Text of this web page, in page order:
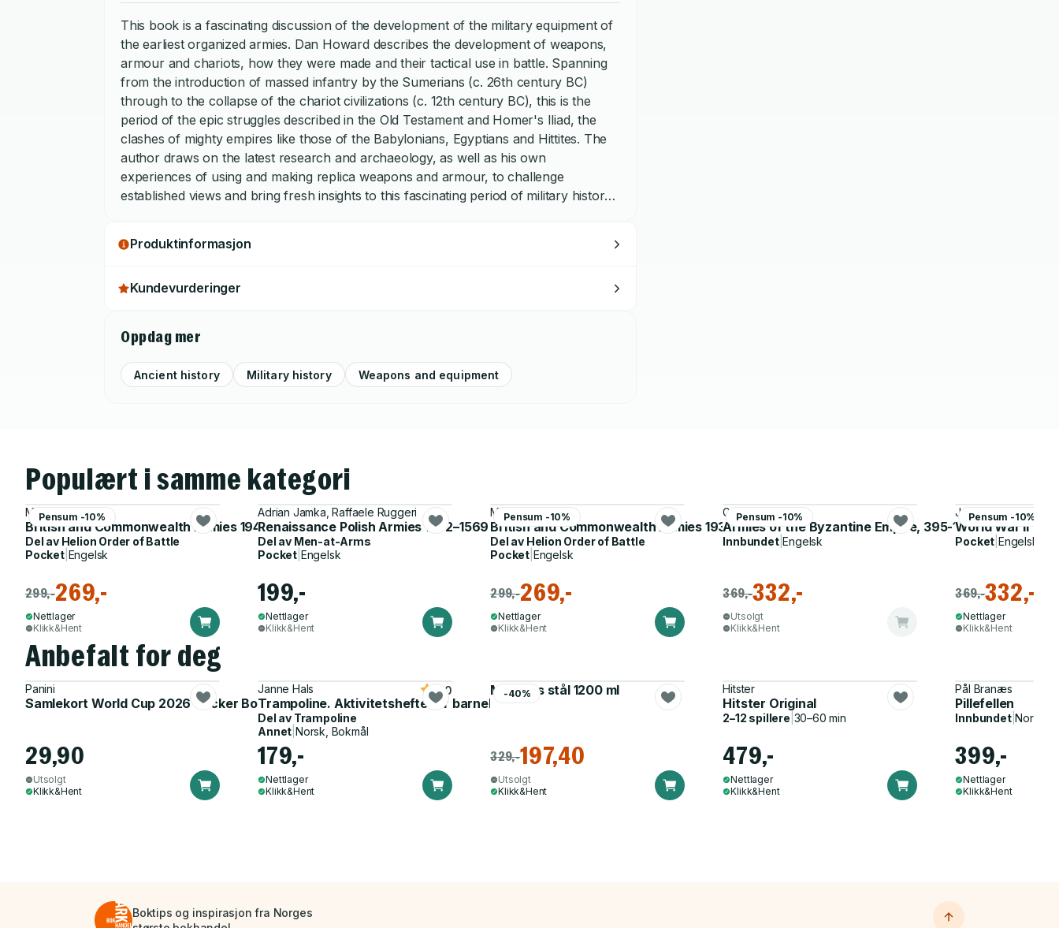
This book is a fascinating discussion of the development of the military equipment of
the earliest organized armies. Dan Howard describes the development of weapons,
armour and chariots, how they were made and their tactical use in battle. Spanning
from the introduction of massed infantry by the Sumerians (c. 26th century BC)
through to the collapse of the chariot civilizations (c. 12th century BC), this is the
period of the epic struggles described in the Old Testament and Homer's Iliad, the
clashes of mighty empires like those of the Babylonians, Egyptians and Hittites. The
author draws on the latest research and archaeology, as well as his own
experiences of using and making replica weapons and armour, to challenge
established views and bring fresh insights to this fascinating period of military history.
Indians and the Shang Chinese.
Produktinformasjon
Kundevurderinger
Oppdag mer
Ancient history Military history Weapons and equipment
Populært i samme kategori
Pensum -10%
Mark Bevis
British and Commonwealth Armies 1944-45
Del av Helion Order of Battle
Pocket| Engelsk
299,-269,-
Nettlager
Klikk&Hent
Adrian Jamka, Raffaele Ruggeri
Renaissance Polish Armies 1492–1569
Del av Men-at-Arms
Pocket| Engelsk
199,-
Nettlager
Klikk&Hent
Pensum -10%
Mark Bevis
British and Commonwealth Armies 1939-43
Del av Helion Order of Battle
Pocket Engelsk
299,-269,-
Nettlager
Klikk&Hent
Pensum -10%
Gabriele Esposito
Armies of the Byzantine Empire, 395-1204
Innbundet|Engelsk
369,-332,-
Utsolgt
Klikk&Hent
Pensum -10%
John Norris
World War II
Pocket |Engelsk
369,-332,-
Nettlager
Klikk&Hent
Anbefalt for deg
Panini
Samlekort World Cup 2026 Sticker Booster
29,90
Utsolgt
Klikk&Hent
Janne Hals
Trampoline. Aktivitetshefte for barnehagen
5.0
Del av Trampoline
Annet Norsk, Bokmål
179,-
Nettlager
Klikk&Hent
-40%
Matboks stål 1200 ml
329,-197,40
Utsolgt
Klikk&Hent
Hitster
Hitster Original
2–12 spillere 30–60 min
479,-
Nettlager
Klikk&Hent
Pål Branæs
Pillefellen
Innbundet|Norsk,
399,-
Nettlager
Klikk&Hent
Boktips og inspirasjon fra Norges